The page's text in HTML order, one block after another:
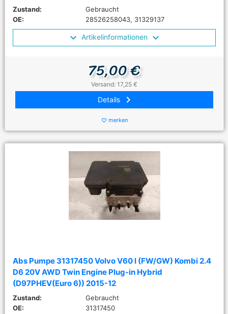
Zustand:
Gebraucht
OE:
28526258043, 31329137
Artikelinformationen
75,00 €
Versand: 17,25 €
Details keyboard_arrow_right
favorite_border merken
Abs Pumpe 31317450 Volvo V60 I (FW/GW) Kombi 2.4
D6 20V AWD Twin Engine Plug-in Hybrid
(D97PHEV(Euro 6)) 2015-12
Zustand:
Gebraucht
OE:
31317450